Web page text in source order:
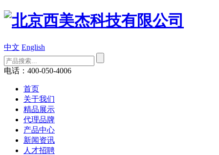
中文 English
电话：400-050-4006
首页
关于我们
精品展示
代理品牌
产品中心
新闻资讯
人才招聘